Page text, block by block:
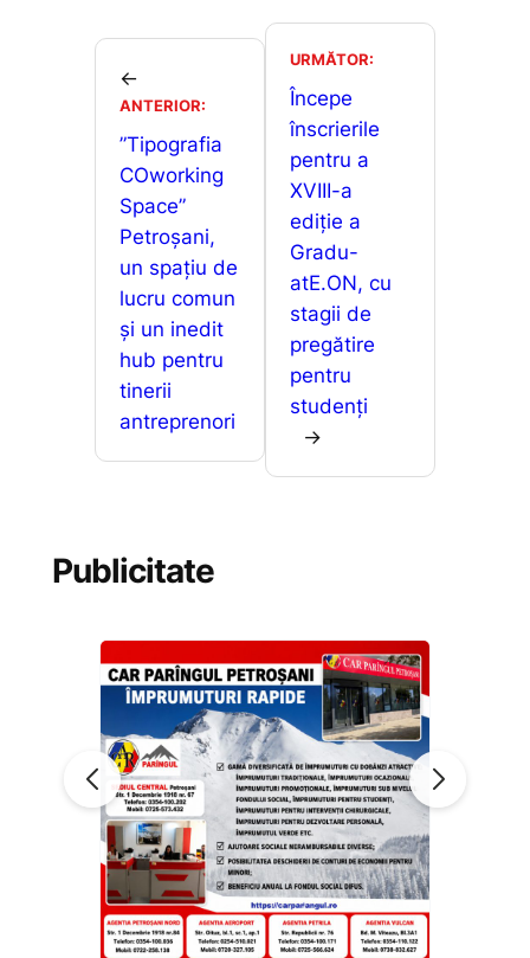
o
o
k
s
A
p
p
s
e
g
ta
a
z
ă
←
ANTERIOR:
”Tipografia
COworking
Space”
Petroșani,
un spațiu de
lucru comun
și un inedit
hub pentru
tinerii
antreprenori
URMĂTOR:
Începe
înscrierile
pentru a
XVIII-a
ediție a
Gradu-
atE.ON, cu
stagii de
pregătire
pentru
studenți
→
Publicitate